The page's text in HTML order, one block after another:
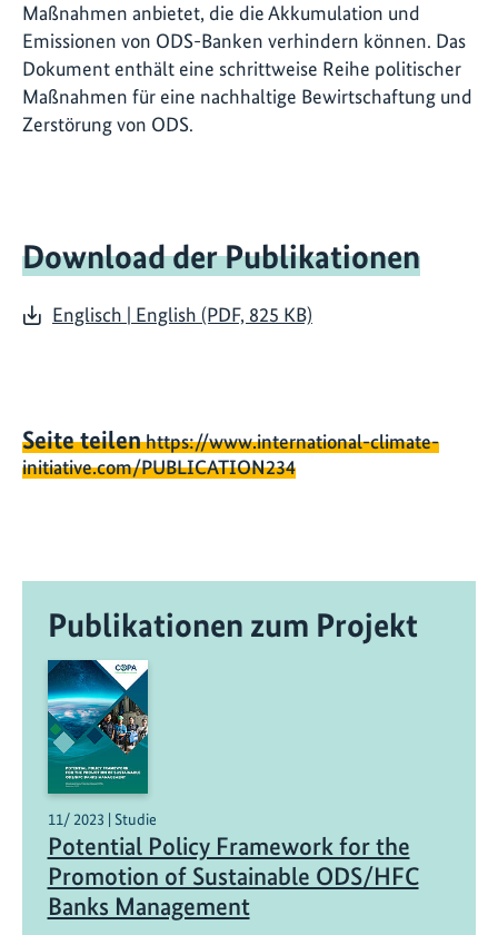
Maßnahmen anbietet, die die Akkumulation und
Emissionen von ODS-Banken verhindern können. Das
Dokument enthält eine schrittweise Reihe politischer
Maßnahmen für eine nachhaltige Bewirtschaftung und
Zerstörung von ODS.
Download der Publikationen
Englisch | English (PDF, 825 KB)
Seite teilenhttps://www.international-climate-
initiative.com/PUBLICATION234
Publikationen zum Projekt
11/ 2023 | Studie
Potential Policy Framework for the
Promotion of Sustainable ODS/HFC
Banks Management